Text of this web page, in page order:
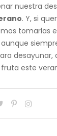
nuestra
. Y, si
tomarlas
este